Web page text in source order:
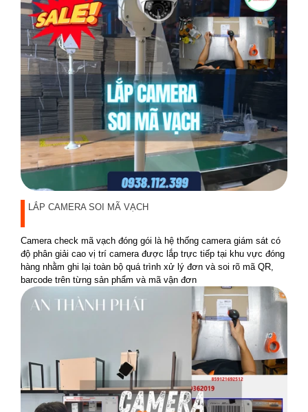
LẮP CAMERA SOI MÃ VẠCH
Camera check mã vạch đóng gói là hệ thống camera giám sát có
độ phân giải cao vị trí camera được lắp trực tiếp tại khu vực đóng
hàng nhằm ghi lại toàn bộ quá trình xử lý đơn và soi rõ mã QR,
barcode trên từng sản phẩm và mã vận đơn